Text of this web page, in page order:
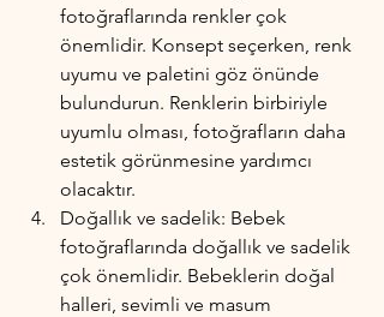
fotoğraflarında renkler çok
önemlidir. Konsept seçerken, renk
uyumu ve paletini göz önünde
bulundurun. Renklerin birbiriyle
uyumlu olması, fotoğrafların daha
estetik görünmesine yardımcı
olacaktır.
Doğallık ve sadelik: Bebek
fotoğraflarında doğallık ve sadelik
çok önemlidir. Bebeklerin doğal
halleri, sevimli ve masum